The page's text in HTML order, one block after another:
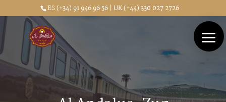
ES (+34) 91 946 96 56 | UK (+44) 330 027 2726